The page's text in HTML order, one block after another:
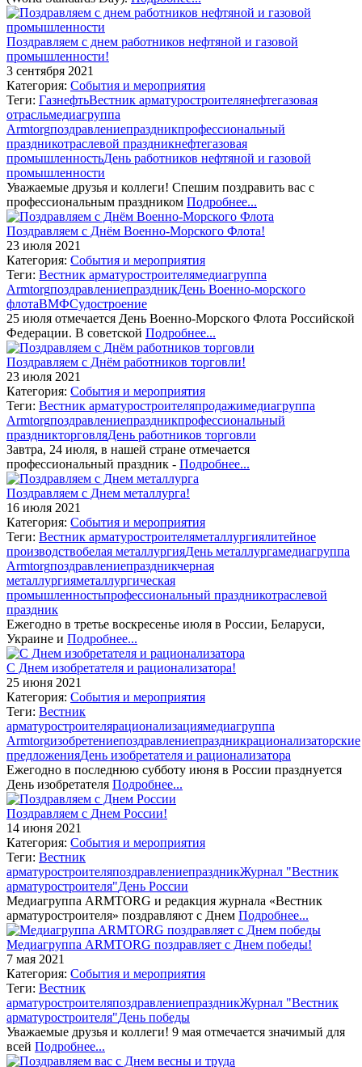
Поздравляем с днем работников нефтяной и газовой
промышленности!
3 сентября 2021
Категория: События и мероприятия
Теги: ГазнефтьВестник арматуростроителянефтегазовая
отрасльмедиагруппа
Armtorgпоздравлениепраздникпрофессиональный
праздникотраслевой праздникнефтегазовая
промышленностьДень работников нефтяной и газовой
промышленности
Уважаемые друзья и коллеги! Спешим поздравить вас с
профессиональным праздником Подробнее...
Поздравляем с Днём Военно-Морского Флота!
23 июля 2021
Категория: События и мероприятия
Теги: Вестник арматуростроителямедиагруппа
ArmtorgпоздравлениепраздникДень Военно-морского
флотаВМФСудостроение
25 июля отмечается День Военно-Морского Флота Российской
Федерации. В советской Подробнее...
Поздравляем с Днём работников торговли!
23 июля 2021
Категория: События и мероприятия
Теги: Вестник арматуростроителяпродажимедиагруппа
Armtorgпоздравлениепраздникпрофессиональный
праздникторговляДень работников торговли
Завтра, 24 июля, в нашей стране отмечается
профессиональный праздник - Подробнее...
Поздравляем с Днем металлурга!
16 июля 2021
Категория: События и мероприятия
Теги: Вестник арматуростроителяметаллургиялитейное
производствобелая металлургияДень металлургамедиагруппа
Armtorgпоздравлениепраздникчерная
металлургияметаллургическая
промышленностьпрофессиональный праздникотраслевой
праздник
Ежегодно в третье воскресенье июля в России, Беларуси,
Украине и Подробнее...
С Днем изобретателя и рационализатора!
25 июня 2021
Категория: События и мероприятия
Теги: Вестник
арматуростроителярационализациямедиагруппа
Armtorgизобретениепоздравлениепраздникрационализаторские
предложенияДень изобретателя и рационализатора
Ежегодно в последнюю субботу июня в России празднуется
День изобретателя Подробнее...
Поздравляем с Днем России!
14 июня 2021
Категория: События и мероприятия
Теги: Вестник
арматуростроителяпоздравлениепраздникЖурнал "Вестник
арматуростроителя"День России
Медиагруппа ARMTORG и редакция журнала «Вестник
арматуростроителя» поздравляют с Днем Подробнее...
Медиагруппа ARMTORG поздравляет с Днем победы!
7 мая 2021
Категория: События и мероприятия
Теги: Вестник
арматуростроителяпоздравлениепраздникЖурнал "Вестник
арматуростроителя"День победы
Уважаемые друзья и коллеги! 9 мая отмечается значимый для
всей Подробнее...